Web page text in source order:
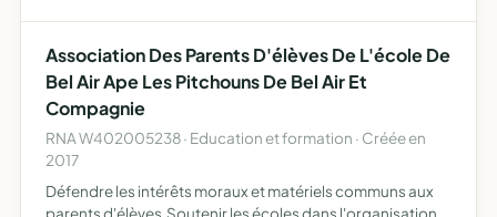
manife…
Association Des Parents D'élèves De L'école De
Bel Air Ape Les Pitchouns De Bel Air Et
Compagnie
RNA W402005238 · Education et formation · Créée en
2017
Défendre les intérêts moraux et matériels communs aux
parents d'élèves,Soutenir les écoles dans l'organisation